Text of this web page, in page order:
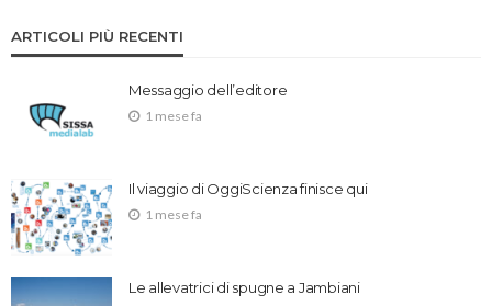
ARTICOLI PIÙ RECENTI
Messaggio dell’editore
1 mese fa
Il viaggio di OggiScienza finisce qui
1 mese fa
Le allevatrici di spugne a Jambiani